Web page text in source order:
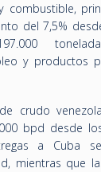
combustible,
del 7,5%
y productos
crudo
bpd desde
a Cuba
mientras que